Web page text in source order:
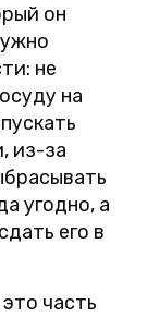
он
не
на
из-за
угодно, а
его в
часть